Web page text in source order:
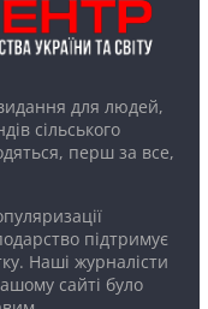
для людей,
сільського
перш за все,
підтримує
Наші журналісти
сайті було